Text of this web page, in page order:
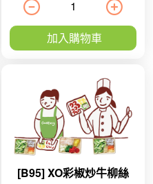
加入購物車
[B95] XO彩椒炒牛柳絲